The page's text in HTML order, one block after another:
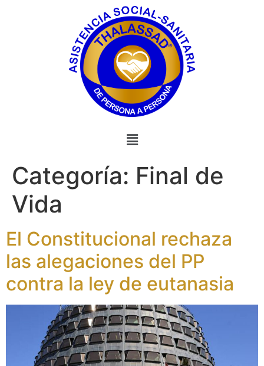
Categoría: Final de
Vida
El Constitucional rechaza
las alegaciones del PP
contra la ley de eutanasia